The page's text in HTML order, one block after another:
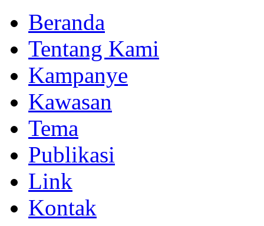
Beranda
Tentang Kami
Kampanye
Kawasan
Tema
Publikasi
Link
Kontak